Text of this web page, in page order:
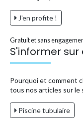
J'en profite !
Gratuit et sans
S'informer
Pourquoi et comment
tous nos articles sur le
Piscine tubulaire